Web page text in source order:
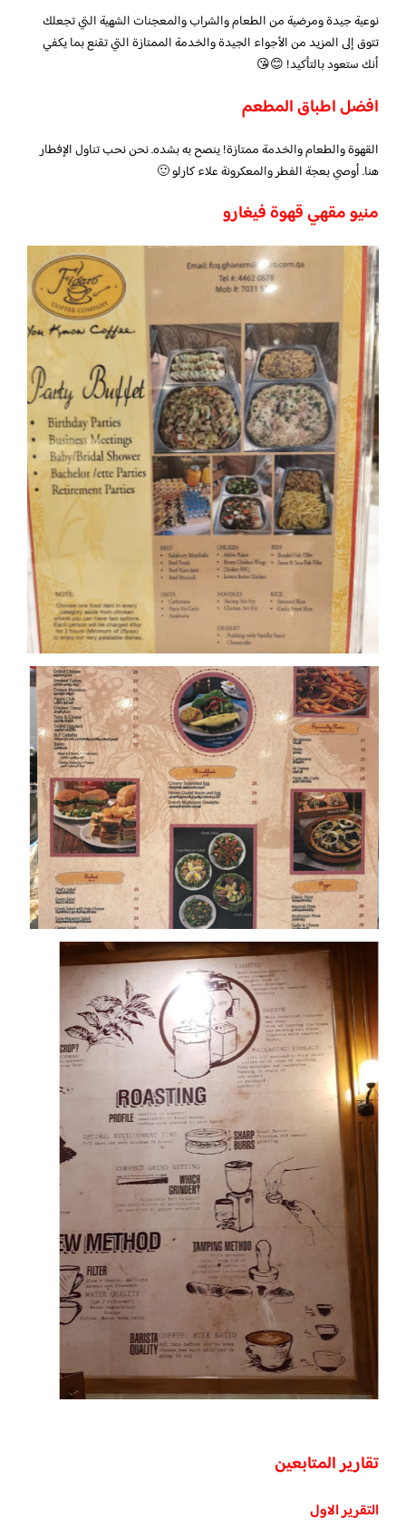
نوعية جيدة ومرضية من الطعام والشراب والمعجنات الشهية التي تجعلك
تتوق إلى المزيد من الأجواء الجيدة والخدمة الممتازة التي تقنع بما يكفي
أنك ستعود بالتأكيد! 😊😘
افضل اطباق المطعم
القهوة والطعام والخدمة ممتازة! ينصح به بشده. نحن نحب تناول الإفطار
هنا. أوصي بعجة الفطر والمعكرونة علاء كارلو 🙂
منيو مقهي قهوة فيغارو
تقارير المتابعين
التقرير الاول